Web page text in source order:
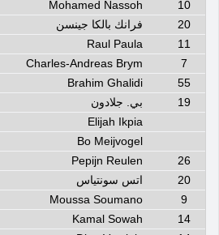
10
Mohamed Nassoh
20
فرانك بالكا جينسن
11
Raul Paula
7
Charles-Andreas Brym
55
Brahim Ghalidi
19
بي. جلادون
Elijah Ikpia
Bo Meijvogel
26
Pepijn Reulen
20
اتس سونتياس
9
Moussa Soumano
14
Kamal Sowah